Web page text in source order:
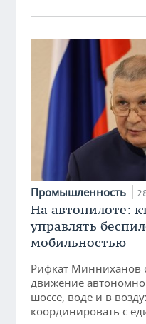
Промышленность
На автопилоте:
управлять
мобильностью
Рифкат Минниханов
движение
шоссе, воде и в
координировать с